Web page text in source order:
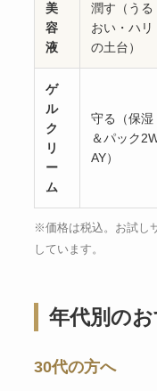
美
容
液
潤す（うる
おい・ハリ
の土台）
ゲ
ル
ク
リ
ー
ム
守る（保湿
＆パック
AY）
※価格は税込。お試し
しています。
年代別の
30代の方へ